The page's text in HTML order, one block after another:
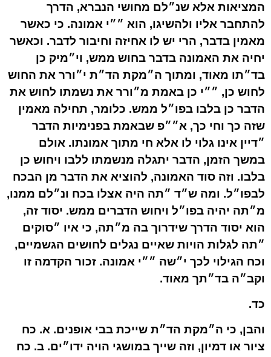
המציאות אלא שנ״לם מחושי הנברא, הדרך
להתחבר אליו ולהשיגו, הוא ״״י אמונה. כי כאשר
מאמין בדבר, הרי יש לו אחיזה וחיבור לדבר. וכאשר
יחיה את האמונה בדבר בחוש ממש, וי״מיק כן
בד״תו מאוד, ומתוך ה״מקת הד״ת י״ורר את החוש
לחוש כן, ״״י כן באמת מ״ורר את נשמתו לחוש את
הדבר כן בלבו בפו״ל ממש. כלומר, תחילה מאמין
שזה כך וחי כך, א״״פ שבאמת בפנימיות הדבר
״דיין אינו גלוי לו אלא חי מתוך אמונתו. אולם
במשך הזמן, הדבר יתגלה מנשמתו ללבו ויחוש כן
בלבו. וזה סוד האמונה, להוציא את הדבר מן הבכח
לבפו״ל. ומה ש״ד ״תה היה אצלו בכח ונ״לם ממנו,
מ״תה יהיה בפו״ל ויחוש הדברים ממש. יסוד זה,
הוא יסוד הדרך שידרוך בה מ״תה, כי איו ״סוקים
״תה לגלות הויות שאיים נגלים לחושים הגשמיים,
וכח הגילוי לכך י״שה ״״י אמונה. זכור הקדמה זו
וקב״ה בד״תך מאוד.
כד.
והבן, כי ה״מקת הד״ת שייכת בבי אופנים. א. כח
ציור או דמיון, וזה שייך במושגי הויה ידו״ים. ב. כח